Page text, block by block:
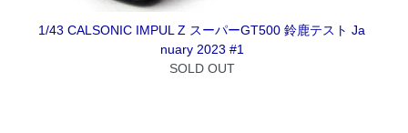
1/43 CALSONIC IMPUL Z スーパーGT500 鈴鹿テスト Ja
nuary 2023 #1
SOLD OUT